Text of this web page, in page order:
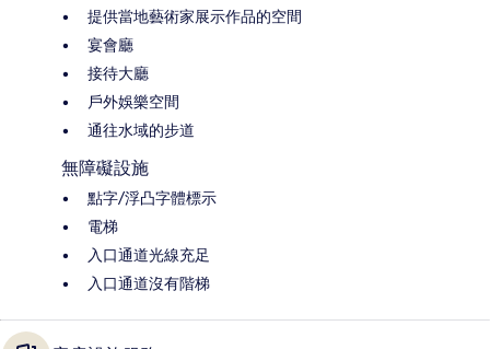
提供當地藝術家展示作品的空間
宴會廳
接待大廳
戶外娛樂空間
通往水域的步道
無障礙設施
點字/浮凸字體標示
電梯
入口通道光線充足
入口通道沒有階梯